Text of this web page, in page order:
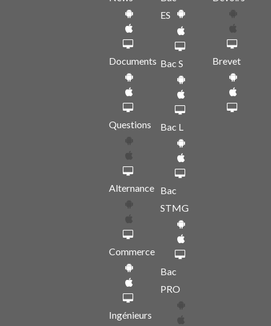
Documents
Questions
Alternance
Commerce
Ingénieurs
ES
Bac S
Bac L
Bac
STMG
Bac
PRO
Brevet